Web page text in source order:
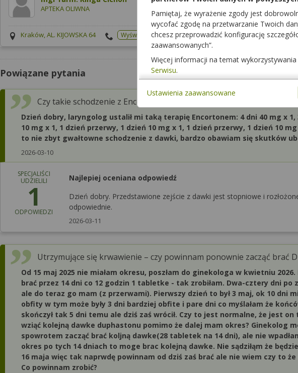
APTEKA OLIWNA
Kraków, AL. KIJOWSKA 64 Wyświetl numer Dzisiaj czynna08:00 - 21:00
Powiązane pytania
Czy takie schodzenie z Encortonu jest właściwe?
Dzień dobry, laryngolog ustalił mi taką terapię Encortonem: 4 dni 40 mg x 1,
10 mg x 1, 1 dzień przerwy, 1 dzień 10 mg x 1, 1 dzień przerwy, 1 dzień 10
to nie zbyt gwałtowne schodzenie z dawki, bardzo obawiam się skutków
2026-03-10
SPECJALIŚCI
UDZIELILI
1
ODPOWIEDZI
Najlepiej oceniana odpowiedź
Dzień dobry. Przedstawione zejście z dawki jest stopniowe i
odpowiednie.
2026-03-11
Utrzymujące się krwawienie – czy powinnam ponownie zacząć brać
Od 15 maj 2025 nie miałam okresu, poszłam do ginekologa w kwietniu
brać przez 14 dni co 12 godzin 1 tabletke - tak zrobiłam. Dwa-cztery dni po
ale do teraz go mam (z przerwami). Pierwszy dzień to był 3 maj, ok 10 dni
obfity w tym może były 3 dni bardziej obfite i pare dni co myślałam że
skończył tak 5 dni temu ale dziś zaś wrócił. Czy to jest normalne, że jest on
wziąć kolejną dawke duphastonu pomimo że dalej mam okres? Ginekolog
spowrotem zacząć brać koljną dawke(28 tabletek na 14 dni), ale nie
okres po tych 14 dniach to moge brac kolejną dawke. Nie sądziłąm że
16 maja więc tak naprwdę powinnam od dziś zaś brać ale nie wiem czy to
Co powinnam zrobić?
Pamiętaj, że wyrażenie zgody jest
wycofać zgodę na przetwarzanie Twoich
chcesz przeprowadzić konfigurację
zaawansowanych”.
Więcej informacji na temat
Serwisu.
Ustawienia zaawansowane